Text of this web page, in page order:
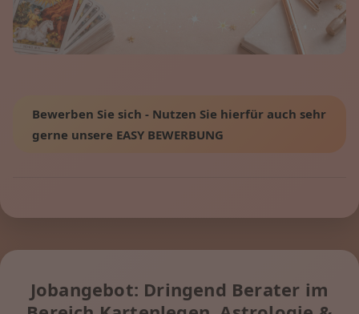
Bewerben Sie sich - Nutzen Sie hierfür auch sehr
gerne unsere EASY BEWERBUNG
Jobangebot: Dringend Berater im